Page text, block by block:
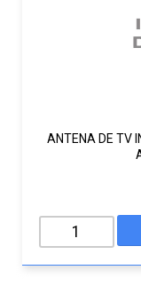
ANTENA DE TV